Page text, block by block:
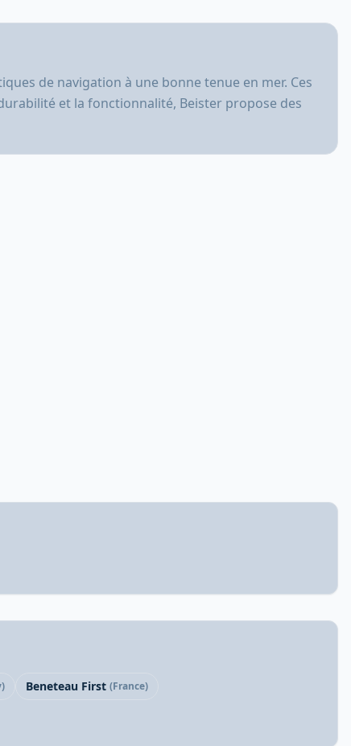
de navigation à une bonne tenue en mer. Ces
et la fonctionnalité, Beister propose des
Beneteau First (France)